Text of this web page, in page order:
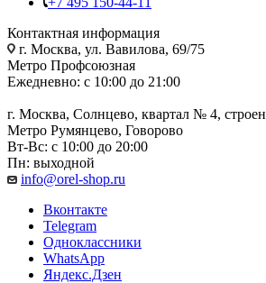
Контактная информация
г. Москва, ул. Вавилова, 69/75
Метро Профсоюзная
Ежедневно: с 10:00 до 21:00
г. Москва, Солнцево, квартал № 4,
Метро Румянцево, Говорово
Вт-Вс: с 10:00 до 20:00
Пн: выходной
info@orel-shop.ru
Вконтакте
Telegram
Одноклассники
WhatsApp
Яндекс.Дзен